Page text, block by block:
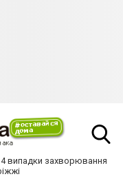
4 випадки захворювання